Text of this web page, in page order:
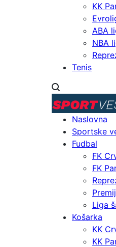
KK
ABA
NBA
Tenis
Naslovna
Sportske
Fudbal
FK
FK
Liga
Košarka
KK
KK